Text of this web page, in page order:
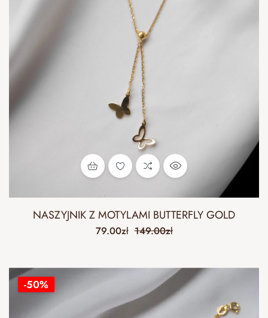
NASZYJNIK Z MOTYLAMI BUTTERFLY GOLD
149.00zł
79.00zł
-50%